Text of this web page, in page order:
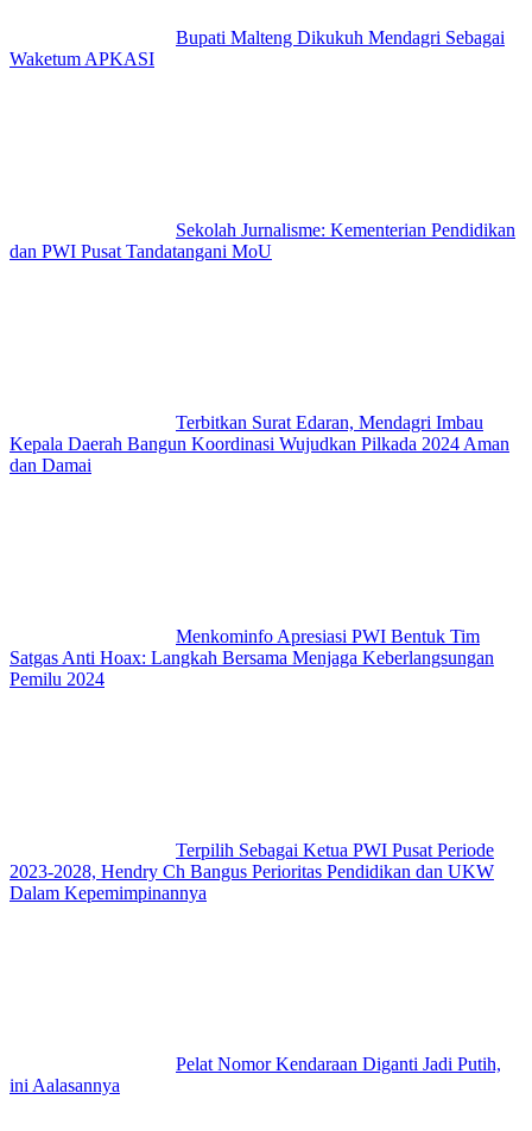
Bupati Malteng Dikukuh Mendagri Sebagai
Waketum APKASI
Sekolah Jurnalisme: Kementerian Pendidikan
dan PWI Pusat Tandatangani MoU
Terbitkan Surat Edaran, Mendagri Imbau
Kepala Daerah Bangun Koordinasi Wujudkan Pilkada 2024 Aman
dan Damai
Menkominfo Apresiasi PWI Bentuk Tim
Satgas Anti Hoax: Langkah Bersama Menjaga Keberlangsungan
Pemilu 2024
Terpilih Sebagai Ketua PWI Pusat Periode
2023-2028, Hendry Ch Bangus Perioritas Pendidikan dan UKW
Dalam Kepemimpinannya
Pelat Nomor Kendaraan Diganti Jadi Putih,
ini Aalasannya